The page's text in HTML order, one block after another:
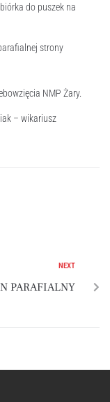
do puszek na
strony
NMP Żary.
– wikariusz
NEXT
PARAFIALNY